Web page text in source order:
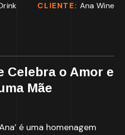
CLIENTE: Ana Wine
Celebra o Amor e
Mãe
é uma homenagem